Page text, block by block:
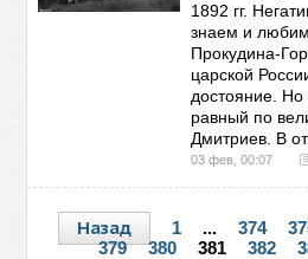
1892 гг.
знаем и
Прокудина-
царской
достояние. Но
равный по
Дмитриев. В
03 фев, 00:07
Назад 1 ... 374
379
380 381 382